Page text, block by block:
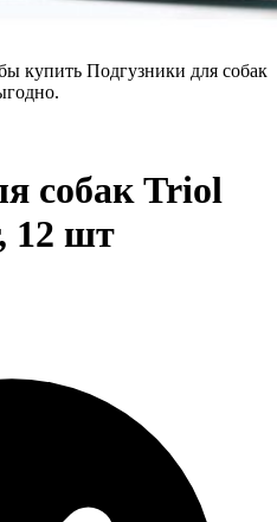
купить Подгузники для собак
собак Triol
12 шт